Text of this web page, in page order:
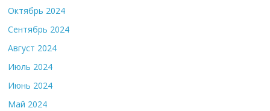
Октябрь 2024
Сентябрь 2024
Август 2024
Июль 2024
Июнь 2024
Май 2024